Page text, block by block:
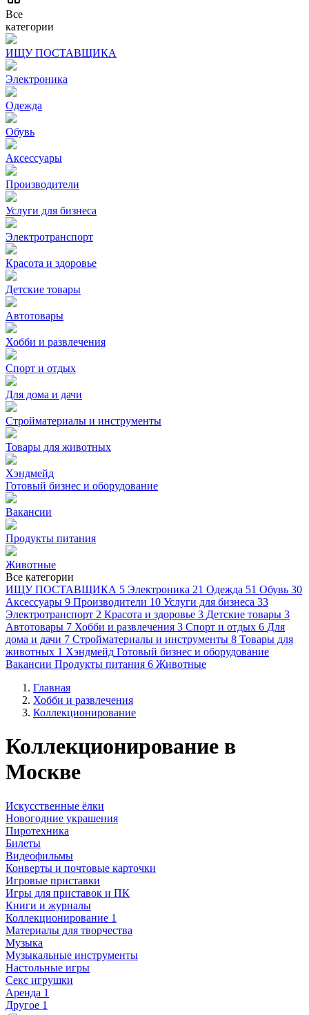
Все
категории
ИЩУ ПОСТАВЩИКА
Электроника
Одежда
Обувь
Аксессуары
Производители
Услуги для бизнеса
Электротранспорт
Красота и здоровье
Детские товары
Автотовары
Хобби и развлечения
Спорт и отдых
Для дома и дачи
Стройматериалы и инструменты
Товары для животных
Хэндмейд
Готовый бизнес и оборудование
Вакансии
Продукты питания
Животные
Все категории
ИЩУ ПОСТАВЩИКА 5 Электроника 21 Одежда 51 Обувь 30
Аксессуары 9 Производители 10 Услуги для бизнеса 33
Электротранспорт 2 Красота и здоровье 3 Детские товары 3
Автотовары 7 Хобби и развлечения 3 Спорт и отдых 6 Для
дома и дачи 7 Стройматериалы и инструменты 8 Товары для
животных 1 Хэндмейд Готовый бизнес и оборудование
Вакансии Продукты питания 6 Животные
Главная
Хобби и развлечения
Коллекционирование
Коллекционирование в
Москве
Искусственные ёлки
Новогодние украшения
Пиротехника
Билеты
Видеофильмы
Конверты и почтовые карточки
Игровые приставки
Игры для приставок и ПК
Книги и журналы
Коллекционирование 1
Материалы для творчества
Музыка
Музыкальные инструменты
Настольные игры
Секс игрушки
Аренда 1
Другое 1